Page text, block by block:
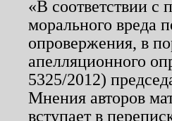
«В соответствии
морального вреда
опровержения, в
апелляционного
5325/2012)
Мнения авторов
вступает в